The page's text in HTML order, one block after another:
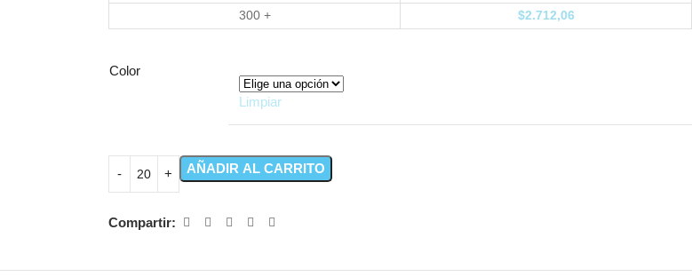
300 +
$2.712,06
Color
Limpiar
AÑADIR AL CARRITO
Compartir: